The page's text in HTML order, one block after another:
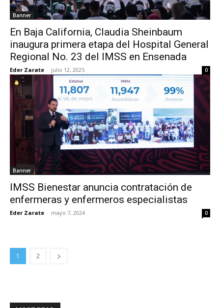
Banner
En Baja California, Claudia Sheinbaum
inaugura primera etapa del Hospital General
Regional No. 23 del IMSS en Ensenada
Eder Zarate - julio 12, 2025 0
Banner
IMSS Bienestar anuncia contratación de
enfermeras y enfermeros especialistas
Eder Zarate - mayo 7, 2024 0
1 2